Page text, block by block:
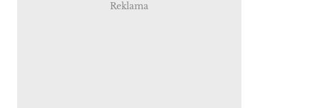
Reklama